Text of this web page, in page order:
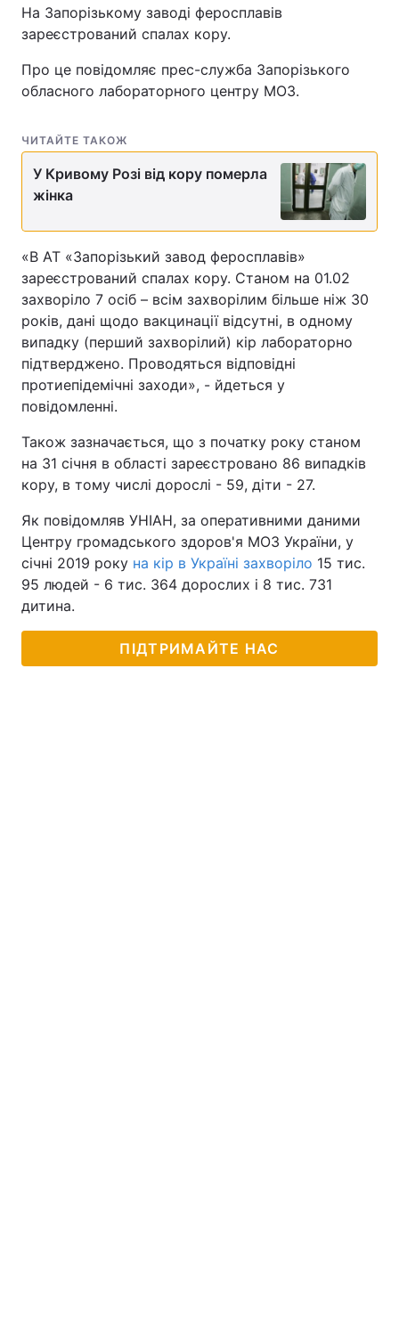
На Запорізькому заводі феросплавів
зареєстрований спалах кору.
Про це повідомляє прес-служба Запорізького
обласного лабораторного центру МОЗ.
ЧИТАЙТЕ ТАКОЖ
У Кривому Розі від кору померла
жінка
«В АТ «Запорізький завод феросплавів»
зареєстрований спалах кору. Станом на 01.02
захворіло 7 осіб – всім захворілим більше ніж 30
років, дані щодо вакцинації відсутні, в одному
випадку (перший захворілий) кір лабораторно
підтверджено. Проводяться відповідні
протиепідемічні заходи», - йдеться у
повідомленні.
Також зазначається, що з початку року станом
на 31 січня в області зареєстровано 86 випадків
кору, в тому числі дорослі - 59, діти - 27.
Як повідомляв УНІАН, за оперативними даними
Центру громадського здоров'я МОЗ України, у
січні 2019 року на кір в Україні захворіло 15 тис.
95 людей - 6 тис. 364 дорослих і 8 тис. 731
дитина.
ПІДТРИМАЙТЕ НАС